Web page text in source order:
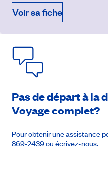
Voir sa fiche
Pas de départ à la
Voyage complet?
Pour obtenir une assistance
869-2439 ou écrivez-nous.